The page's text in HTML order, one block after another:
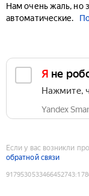
Нам очень жаль, но
автоматические.
Я не
Нажмите,
Yandex
Если у вас возникли
обратной связи
9179530533466452743: